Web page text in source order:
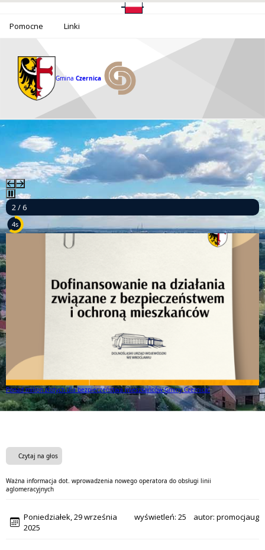
Pomocne Linki
Gmina Czernica
2 / 6
3s
Ponad milion złotych dla bezpieczeństwa mieszkańców Gminy Czernica!
Ponad milion złotych dla bezpieczeństwa mieszkańców Gminy Czernica!
Czytaj na głos
Ważna informacja dot. wprowadzenia nowego operatora do obsługi linii
aglomeracyjnych
Poniedziałek, 29 września
2025
wyświetleń: 25 autor: promocjaug